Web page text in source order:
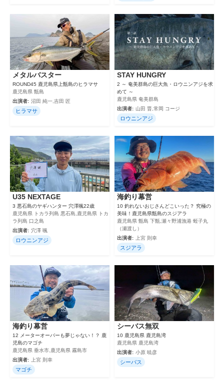
メタルバスター
ROUND45 鹿児島県上甑島のヒラマサ
鹿児島県 甑島
出演者: 沼田 純一,吉田 匠
ヒラマサ
STAY HUNGRY
2 ～ 奄美群島の巨大魚・ロウニンアジを求
めて ～
鹿児島県 奄美群島
出演者: 山田 晋,常岡 コージ
ロウニンアジ
U35 NEXTAGE
3 悪石島のヤギハンター 穴澤颯22歳
鹿児島県 トカラ列島 悪石島,鹿児島県 トカ
ラ列島 口之島
出演者: 穴澤 颯
ロウニンアジ
海釣り幕営
10 釣れないおじさんどこいった？ 究極の
美味！鹿児島県甑島のスジアラ
鹿児島県 甑島 下甑,瀬々野浦漁港 蛭子丸
（瀬渡し）
出演者:
上宮 則幸
スジアラ
海釣り幕営
12 メーターオーバーも夢じゃない！？ 鹿
児島のマゴチ
鹿児島県 垂水市,鹿児島県 霧島市
出演者:
上宮 則幸
マゴチ
シーバス無双
10 鹿児島県 鹿児島湾
鹿児島県 鹿児島湾
出演者: 小原 暁彦
シーバス